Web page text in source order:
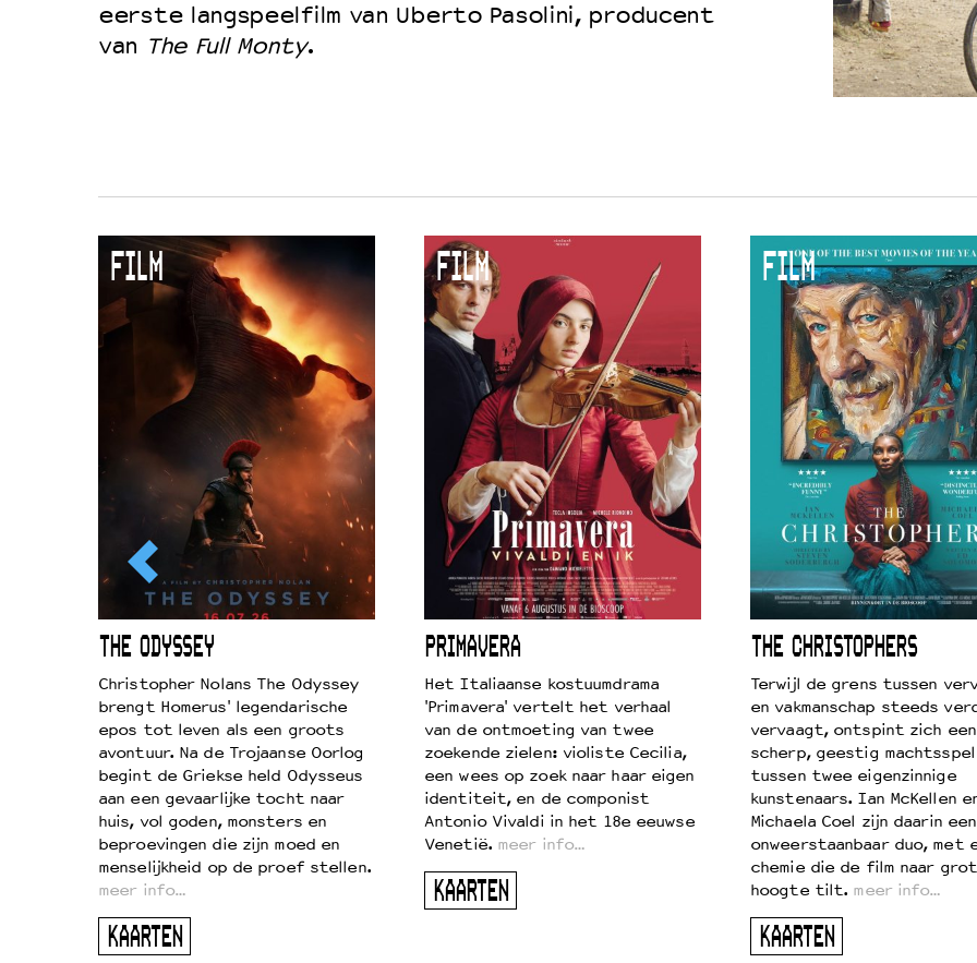
Duurzaamheid
Culturele boycot Israël
eerste langspeelfilm van Uberto Pasolini, producent
van The Full Monty.
FILM
THE ODYSSEY
Christopher Nolans The Odyssey
brengt Homerus' legendarische
epos tot leven als een groots
avontuur. Na de Trojaanse Oorlog
begint de Griekse held Odysseus
aan een gevaarlijke tocht naar
huis, vol goden, monsters en
beproevingen die zijn moed en
menselijkheid op de proef stellen.
meer info…
KAARTEN
FILM
PRIMAVERA
Het Italiaanse kostuumdrama
'Primavera' vertelt het verhaal
van de ontmoeting van twee
zoekende zielen: violiste Cecilia,
een wees op zoek naar haar eigen
identiteit, en de componist
Antonio Vivaldi in het 18e eeuwse
Venetië. meer info…
KAARTEN
FILM
THE CHRISTOPHERS
Terwijl de grens tussen
en vakmanschap steeds
vervaagt, ontspint zich een
scherp, geestig machtsspel
tussen twee eigenzinnige
kunstenaars. Ian McKellen
Michaela Coel zijn daarin een
onweerstaanbaar duo, met
chemie die de film naar
hoogte tilt. meer info…
KAARTEN